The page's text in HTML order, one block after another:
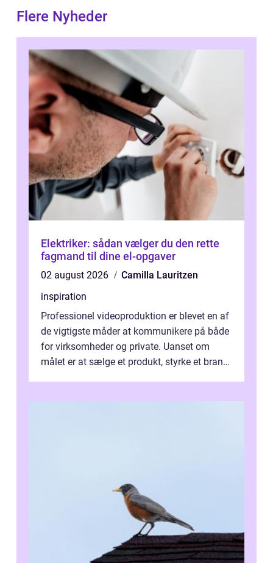
Flere Nyheder
Elektriker: sådan vælger du den rette
fagmand til dine el-opgaver
02 august 2026
Camilla Lauritzen
inspiration
Professionel videoproduktion er blevet en af
de vigtigste måder at kommunikere på både
for virksomheder og private. Uanset om
målet er at sælge et produkt, styrke et brand,